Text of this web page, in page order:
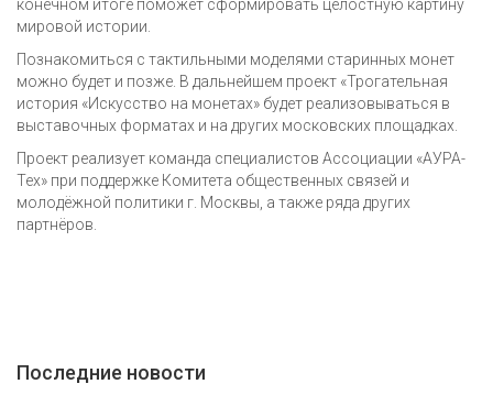
конечном итоге поможет сформировать целостную картину
мировой истории.
Познакомиться с тактильными моделями старинных монет
можно будет и позже. В дальнейшем проект «Трогательная
история «Искусство на монетах» будет реализовываться в
выставочных форматах и на других московских площадках.
Проект реализует команда специалистов Ассоциации «АУРА-
Тех» при поддержке Комитета общественных связей и
молодёжной политики г. Москвы, а также ряда других
партнёров.
Последние новости